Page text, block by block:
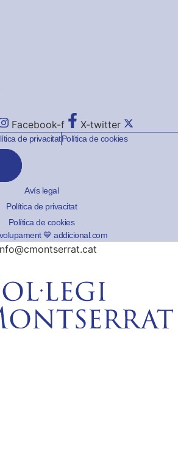
Facebook-f X-twitter
de privacitatPolítica de cookies
Avís legal
Política de privacitat
Política de cookies
💙 addicional.com